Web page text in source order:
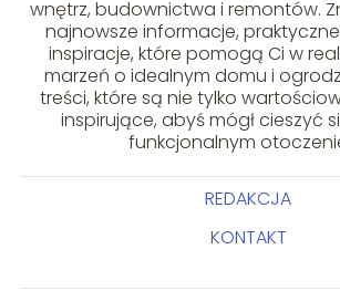
wnętrz, budownictwa i remontów.
najnowsze informacje,
inspiracje, które pomogą Ci w
marzeń o idealnym domu i
treści, które są nie tylko
inspirujące, abyś mógł cieszyć
funkcjonalnym
REDAKCJA
KONTAKT